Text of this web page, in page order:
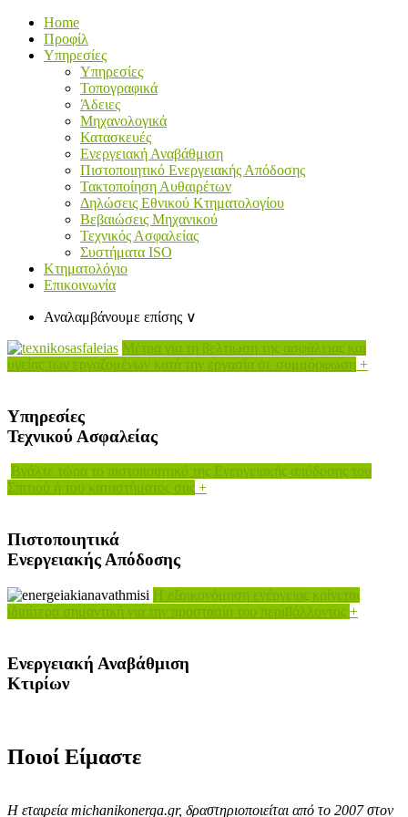
Home
Προφίλ
Υπηρεσίες
Υπηρεσίες
Τοπογραφικά
Άδειες
Μηχανολογικά
Κατασκευές
Ενεργειακή Αναβάθμιση
Πιστοποιητικό Ενεργειακής Απόδοσης
Τακτοποίηση Αυθαιρέτων
Δηλώσεις Εθνικού Κτηματολογίου
Βεβαιώσεις Μηχανικού
Τεχνικός Ασφαλείας
Συστήματα ISO
Κτηματολόγιο
Επικοινωνία
Αναλαμβάνουμε επίσης ∨
Μέτρα για τη βελτίωση της ασφάλειας και
υγείας των εργαζομένων κατά την εργασία σε συμμόρφωση +
Υπηρεσίες
Τεχνικού Ασφαλείας
Βγάλτε τώρα το πιστοποιητικό της Ενεργειακής απόδοσης του
Σπιτιού ή του καταστήματος σας +
Πιστοποιητικά
Ενεργειακής Απόδοσης
Η εξοικονόμηση ενέργειας κρίνεται
ιδιαίτερα σημαντική για την προστασία του περιβάλλοντος +
Ενεργειακή Αναβάθμιση
Κτιρίων
Ποιοί Είμαστε
Η εταιρεία michanikonerga.gr, δραστηριοποιείται από το 2007 στον